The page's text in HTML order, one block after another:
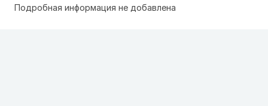
Подробная информация не добавлена